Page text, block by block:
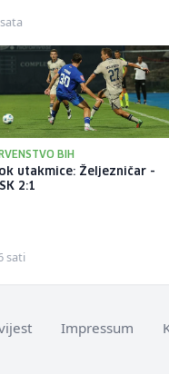
BIH
utakmice: Željezničar -
2:1
sati
Impressum